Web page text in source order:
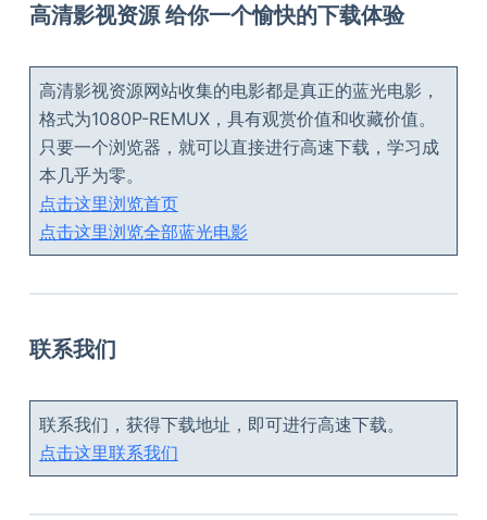
高清影视资源 给你一个愉快的下载体验
高清影视资源网站收集的电影都是真正的蓝光电影，
格式为1080P-REMUX，具有观赏价值和收藏价值。
只要一个浏览器，就可以直接进行高速下载，学习成
本几乎为零。
点击这里浏览首页
点击这里浏览全部蓝光电影
联系我们
联系我们，获得下载地址，即可进行高速下载。
点击这里联系我们